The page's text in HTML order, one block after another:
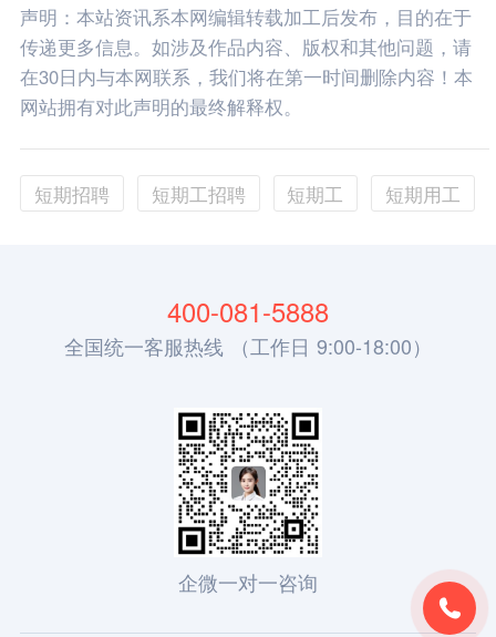
声明：本站资讯系本网编辑转载加工后发布，目的在于
传递更多信息。如涉及作品内容、版权和其他问题，请
在30日内与本网联系，我们将在第一时间删除内容！本
网站拥有对此声明的最终解释权。
短期招聘 短期工招聘 短期工 短期用工

400-081-5888
全国统一客服热线 （工作日 9:00-18:00）
企微一对一咨询